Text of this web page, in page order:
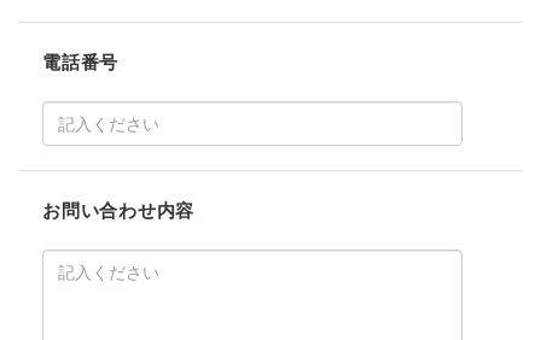
電話番号
お問い合わせ内容